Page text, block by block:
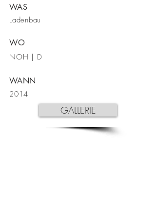
WAS
Ladenbau
WO
NOH | D
WANN
2014
GALLERIE